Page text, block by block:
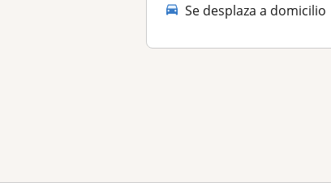
Se desplaza a domicilio